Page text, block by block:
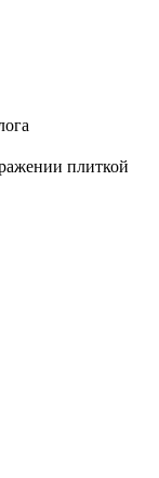
плиткой